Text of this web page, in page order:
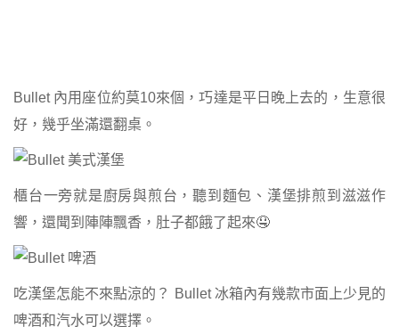
Bullet 內用座位約莫10來個，巧達是平日晚上去的，生意很
好，幾乎坐滿還翻桌。
櫃台一旁就是廚房與煎台，聽到麵包、漢堡排煎到滋滋作
響，還聞到陣陣飄香，肚子都餓了起來🤤
吃漢堡怎能不來點涼的？ Bullet 冰箱內有幾款市面上少見的
啤酒和汽水可以選擇。